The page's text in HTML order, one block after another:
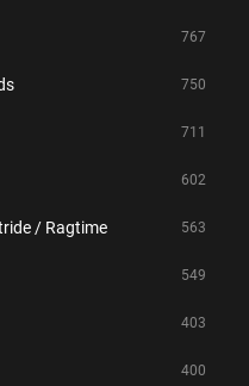
767
750
711
602
/ Ragtime 563
549
403
400